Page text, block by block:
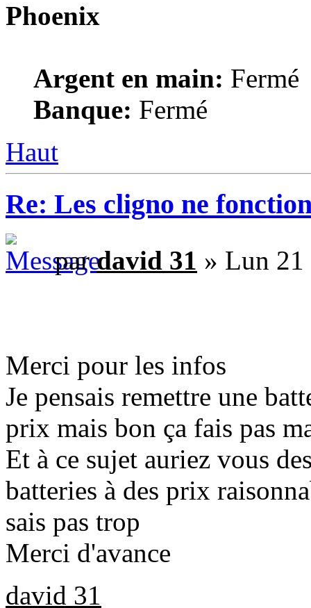
Phoenix
Argent en main: Fermé
Banque: Fermé
Haut
Re: Les cligno ne
pardavid 31 » Lun
Merci pour les infos
Je pensais remettre une
prix mais bon ça fais pas
Et à ce sujet auriez vous
batteries à des prix
sais pas trop
Merci d'avance
david 31